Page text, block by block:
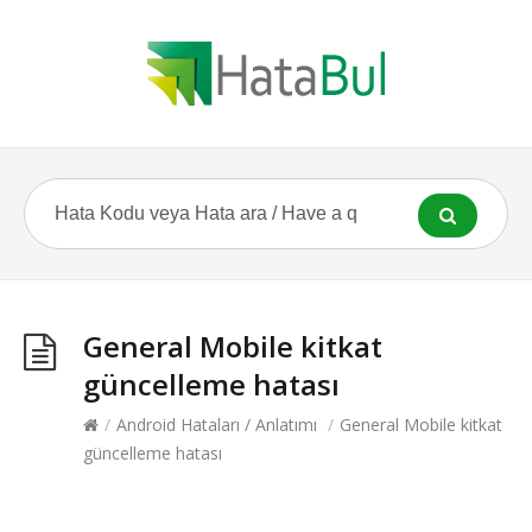
General Mobile kitkat
güncelleme hatası
/ Android Hataları / Anlatımı / General Mobile kitkat
güncelleme hatası